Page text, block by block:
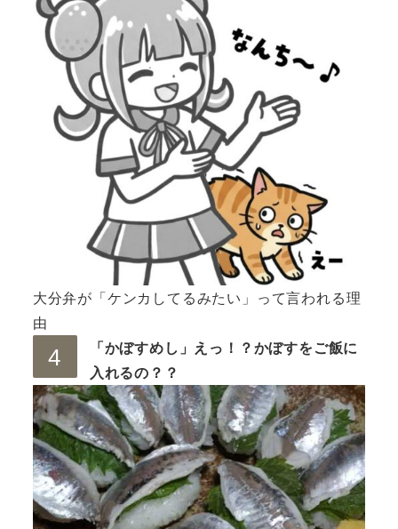
大分弁が「ケンカしてるみたい」って言われる理
由
「かぼすめし」えっ！？かぼすをご飯に
入れるの？？